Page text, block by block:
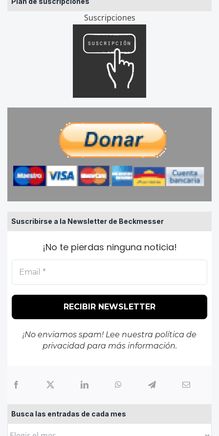
Suscripciones
Suscribirse a la Newsletter de Beckmesser
¡No te pierdas ninguna noticia!
¡No enviamos spam! Lee nuestra política de
privacidadpara más información.
Busca las entradas de cada mes
Busca